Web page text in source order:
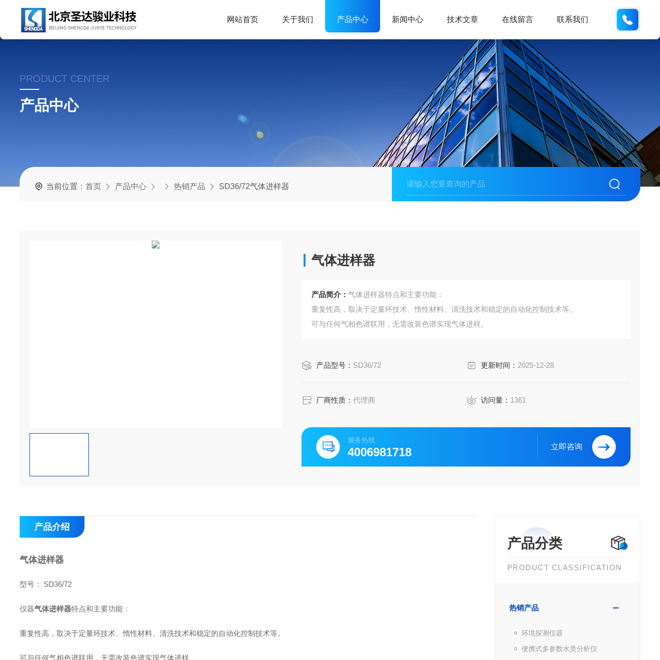
网站首页 关于我们 产品中心 新闻中心 技术文章 在线留言 联系我们
PRODUCT CENTER
产品中心
当前位置：首页 产品中心 热销产品 SD36/72气体进样器
气体进样器
产品简介：气体进样器特点和主要功能：
重复性高，取决于定量环技术、惰性材料、清洗技术和稳定的自动化控制技术等。
可与任何气相色谱联用，无需改装色谱实现气体进样。
产品型号： SD36/72 更新时间： 2025-12-28
厂商性质：代理商 访问量： 1361
服务热线
4006981718 立即咨询
产品分类
PRODUCT CLASSIFICATION
热销产品
环境探测仪器
便携式多参数水质分析仪
产品介绍
气体进样器
型号： SD36/72
仪器气体进样器特点和主要功能：
重复性高，取决于定量环技术、惰性材料、清洗技术和稳定的自动化控制技术等。
可与任何气相色谱联用，无需改装色谱实现气体进样。